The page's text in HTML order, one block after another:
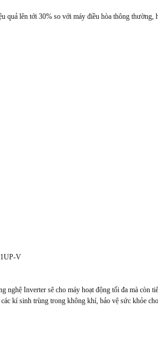
lên tới 30% so với máy điều hòa thông thường,
V
nghệ Inverter sẽ cho máy hoạt động tối đa mà
kí sinh trùng trong không khí, bảo vệ sức khỏe